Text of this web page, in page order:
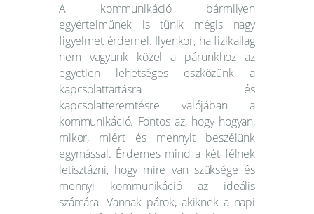
A kommunikáció bármilyen
egyértelműnek is tűnik mégis nagy
figyelmet érdemel. Ilyenkor, ha fizikailag
nem vagyunk közel a párunkhoz az
egyetlen lehetséges eszközünk a
kapcsolattartásra és
kapcsolatteremtésre valójában a
kommunikáció. Fontos az, hogy hogyan,
mikor, miért és mennyit beszélünk
egymással. Érdemes mind a két félnek
letisztázni, hogy mire van szüksége és
mennyi kommunikáció az ideális
számára. Vannak párok, akiknek a napi